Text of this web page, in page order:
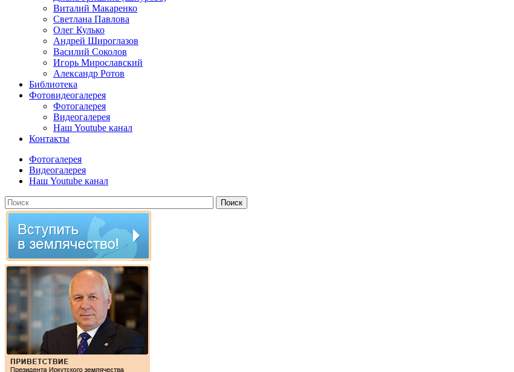
Виталий Макаренко
Светлана Павлова
Олег Кулько
Андрей Широглазов
Василий Соколов
Игорь Мирославский
Александр Ротов
Библиотека
Фотовидеогалерея
Фотогалерея
Видеогалерея
Наш Youtube канал
Контакты
Фотогалерея
Видеогалерея
Наш Youtube канал